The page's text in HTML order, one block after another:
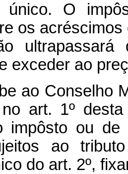
único. O
os
exceder ao
ao Conselho
art. 1º
impôsto ou
ao
do art. 2º,